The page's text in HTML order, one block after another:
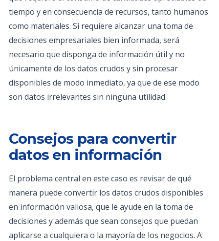
tiempo y en consecuencia de recursos, tanto humanos
como materiales. Si requiere alcanzar una toma de
decisiones empresariales bien informada, será
necesario que disponga de información útil y no
únicamente de los datos crudos y sin procesar
disponibles de modo inmediato, ya que de ese modo
son datos irrelevantes sin ninguna utilidad.
Consejos para convertir
datos en información
El problema central en este caso es revisar de qué
manera puede convertir los datos crudos disponibles
en información valiosa, que le ayude en la toma de
decisiones y además que sean consejos que puedan
aplicarse a cualquiera o la mayoría de los negocios. A